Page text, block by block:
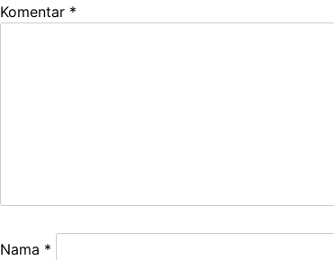
Komentar *
Nama *